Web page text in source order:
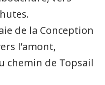
de la Conception
l’amont,
chemin de Topsail